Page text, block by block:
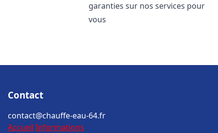
garanties sur nos services pour
vous
Contact
contact@chauffe-eau-64.fr
Accueil Informations